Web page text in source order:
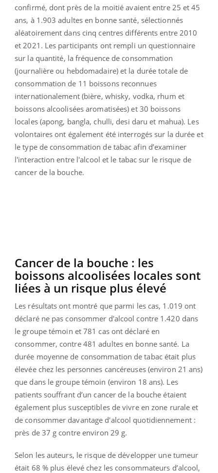
confirmé, dont près de la moitié avaient entre 25 et 45
ans, à 1.903 adultes en bonne santé, sélectionnés
aléatoirement dans cinq centres différents entre 2010
et 2021. Les participants ont rempli un questionnaire
sur la quantité, la fréquence de consommation
(journalière ou hebdomadaire) et la durée totale de
consommation de 11 boissons reconnues
internationalement (bière, whisky, vodka, rhum et
boissons alcoolisées aromatisées) et 30 boissons
locales (apong, bangla, chulli, desi daru et mahua). Les
volontaires ont également été interrogés sur la durée et
le type de consommation de tabac afin d’examiner
l'interaction entre l'alcool et le tabac sur le risque de
cancer de la bouche.
Cancer de la bouche : les
boissons alcoolisées locales sont
liées à un risque plus élevé
Les résultats ont montré que parmi les cas, 1.019 ont
déclaré ne pas consommer d'alcool contre 1.420 dans
le groupe témoin et 781 cas ont déclaré en
consommer, contre 481 adultes en bonne santé. La
durée moyenne de consommation de tabac était plus
élevée chez les personnes cancéreuses (environ 21 ans)
que dans le groupe témoin (environ 18 ans). Les
patients souffrant d’un cancer de la bouche étaient
également plus susceptibles de vivre en zone rurale et
de consommer davantage d'alcool quotidiennement :
près de 37 g contre environ 29 g.
Selon les auteurs, le risque de développer une tumeur
était 68 % plus élevé chez les consommateurs d’alcool,